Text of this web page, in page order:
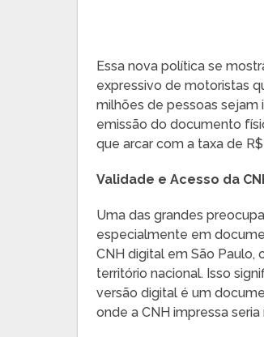
Essa nova política se
expressivo de motoristas
milhões de pessoas
emissão do documento
que arcar com a taxa de
Validade e Acesso da
Uma das grandes
especialmente em
CNH digital em São
território nacional. Isso
versão digital é um
onde a CNH impressa seria